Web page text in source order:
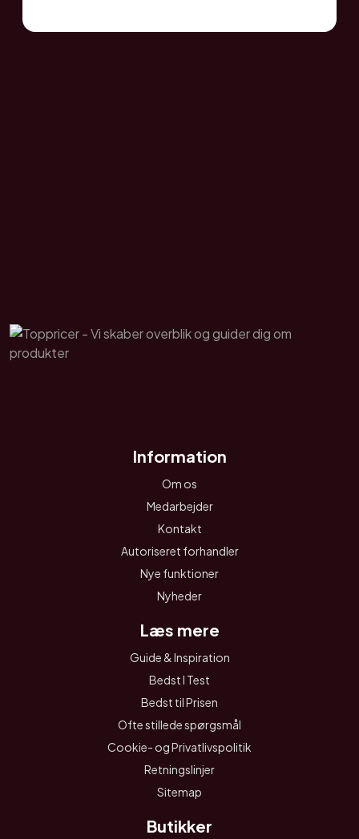
Information
Om os
Medarbejder
Kontakt
Autoriseret forhandler
Nye funktioner
Nyheder
Læs mere
Guide & Inspiration
Bedst I Test
Bedst til Prisen
Ofte stillede spørgsmål
Cookie- og Privatlivspolitik
Retningslinjer
Sitemap
Butikker